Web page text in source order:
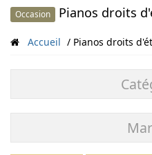
Occasion Pianos droits
Accueil Pianos droits